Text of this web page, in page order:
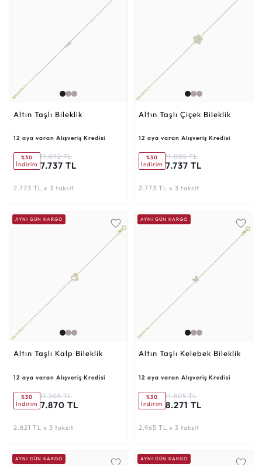
Altın Taşlı Bileklik
12 aya varan Alışveriş Kredisi
%30
İndirim
11.072 TL
7.737 TL
2.773 TL x 3 taksit
Altın Taşlı Çiçek Bileklik
12 aya varan Alışveriş Kredisi
%30
İndirim
11.005 TL
7.737 TL
2.773 TL x 3 taksit
AYNI GÜN KARGO
Altın Taşlı Kalp Bileklik
12 aya varan Alışveriş Kredisi
%30
İndirim
11.205 TL
7.870 TL
2.821 TL x 3 taksit
AYNI GÜN KARGO
Altın Taşlı Kelebek Bileklik
12 aya varan Alışveriş Kredisi
%30
İndirim
11.805 TL
8.271 TL
2.965 TL x 3 taksit
AYNI GÜN KARGO AYNI GÜN KARGO